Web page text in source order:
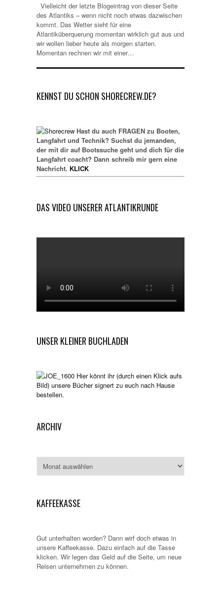
Vielleicht der letzte Blogeintrag von dieser Seite
des Atlantiks – wenn nicht noch etwas dazwischen
kommt. Das Wetter sieht für eine
Atlantiküberquerung momentan wirklich gut aus und
wir wollen lieber heute als morgen starten.
Momentan rechnen wir mit einer…
KENNST DU SCHON SHORECREW.DE?
Hast du auch FRAGEN zu Booten,
Langfahrt und Technik? Suchst du jemanden,
der mit dir auf Bootssuche geht und dich für die
Langfahrt coacht? Dann schreib mir gern eine
Nachricht. KLICK
DAS VIDEO UNSERER ATLANTIKRUNDE
UNSER KLEINER BUCHLADEN
Hier könnt ihr (durch einen Klick aufs
Bild) unsere Bücher signert zu euch nach Hause
bestellen.
ARCHIV
KAFFEEKASSE
Gut unterhalten worden? Dann wirf doch etwas in
unsere Kaffeekasse. Dazu einfach auf die Tasse
klicken. Wir legen das Geld auf die Seite, um neue
Reisen unternehmen zu können.